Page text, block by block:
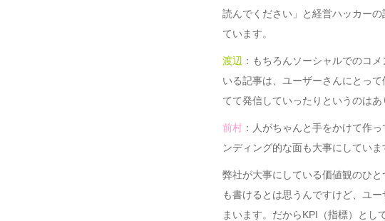
読んでください」と経営ハッカー
ています。
渡辺 ：もちろんソーシャルでのコ
いる記事は、ユーザーさんにとっ
てて発信していったりというのはあ
前村 ：人がちゃんと手をかけて作
ンディング的な面も大事にしていま
弊社が大事にしている価値観のひ
も書けるとは思うんですけど、ユ
まいます。だからKPI（指標）とし